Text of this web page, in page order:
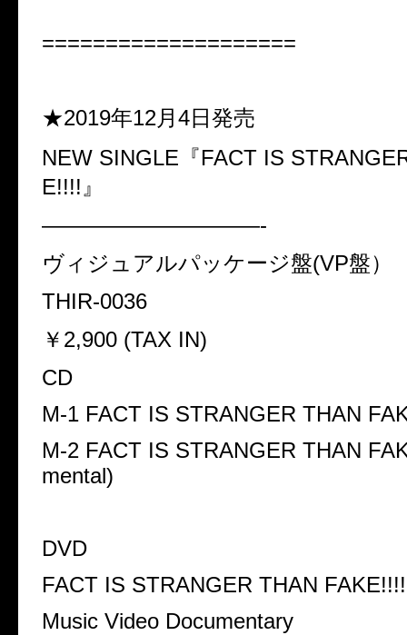
====================
★2019年12月4日発売
NEW SINGLE『FACT IS
E!!!! 』
——————————-
ヴィジュアルパッケージ盤(VP盤）
THIR-0036
￥ 2,900 (TAX IN)
CD
M-1 FACT IS STRANGER THAN
M-2 FACT IS STRANGER THAN
mental)
DVD
FACT IS STRANGER THAN FAKE!!!!
Music Video Documentary